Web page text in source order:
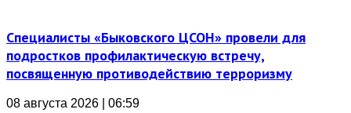
Специалисты «Быковского ЦСОН» провели для
подростков профилактическую встречу,
посвященную противодействию терроризму
08 августа 2026 | 06:59